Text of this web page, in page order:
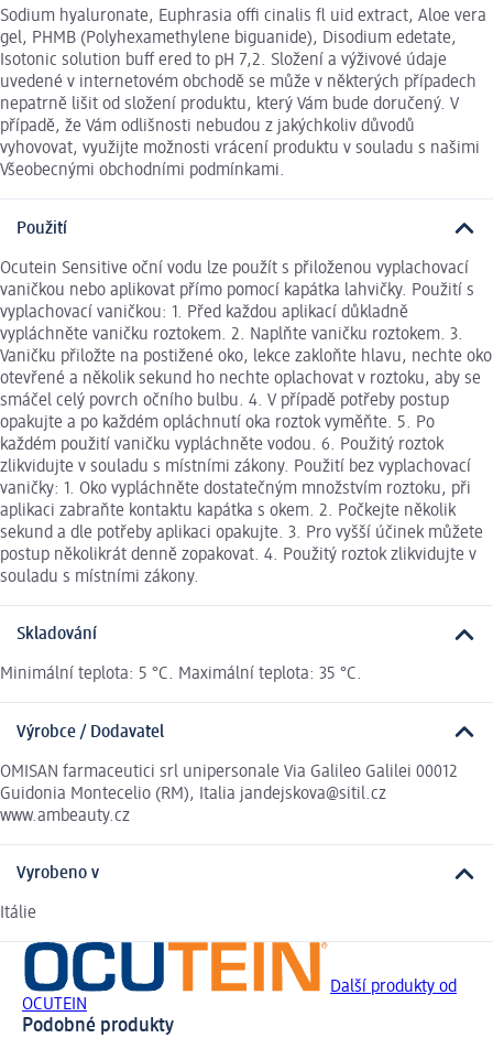
Sodium hyaluronate, Euphrasia offi cinalis fl uid extract, Aloe vera
gel, PHMB (Polyhexamethylene biguanide), Disodium edetate,
Isotonic solution buff ered to pH 7,2. Složení a výživové údaje
uvedené v internetovém obchodě se může v některých případech
nepatrně lišit od složení produktu, který Vám bude doručený. V
případě, že Vám odlišnosti nebudou z jakýchkoliv důvodů
vyhovovat, využijte možnosti vrácení produktu v souladu s našimi
Všeobecnými obchodními podmínkami.
Použití
Ocutein Sensitive oční vodu lze použít s přiloženou vyplachovací
vaničkou nebo aplikovat přímo pomocí kapátka lahvičky. Použití s
vyplachovací vaničkou: 1. Před každou aplikací důkladně
vypláchněte vaničku roztokem. 2. Naplňte vaničku roztokem. 3.
Vaničku přiložte na postižené oko, lekce zakloňte hlavu, nechte oko
otevřené a několik sekund ho nechte oplachovat v roztoku, aby se
smáčel celý povrch očního bulbu. 4. V případě potřeby postup
opakujte a po každém opláchnutí oka roztok vyměňte. 5. Po
každém použití vaničku vypláchněte vodou. 6. Použitý roztok
zlikvidujte v souladu s místními zákony. Použití bez vyplachovací
vaničky: 1. Oko vypláchněte dostatečným množstvím roztoku, při
aplikaci zabraňte kontaktu kapátka s okem. 2. Počkejte několik
sekund a dle potřeby aplikaci opakujte. 3. Pro vyšší účinek můžete
postup několikrát denně zopakovat. 4. Použitý roztok zlikvidujte v
souladu s místními zákony.
Skladování
Minimální teplota: 5 °C. Maximální teplota: 35 °C.
Výrobce / Dodavatel
OMISAN farmaceutici srl unipersonale Via Galileo Galilei 00012
Guidonia Montecelio (RM), Italia jandejskova@sitil.cz
www.ambeauty.cz
Vyrobeno v
Itálie
Další produkty od
OCUTEIN
Podobné produkty